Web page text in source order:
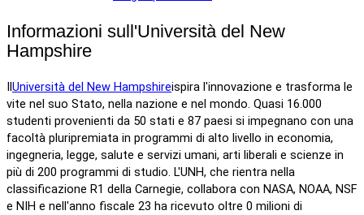
Informazioni sull'Università del New
Hampshire
Università del New Hampshireispira l'innovazione e trasforma le
vite nel suo Stato, nella nazione e nel mondo. Quasi 16.000
studenti provenienti da 50 stati e 87 paesi si impegnano con una
facoltà pluripremiata in programmi di alto livello in economia,
ingegneria, legge, salute e servizi umani, arti liberali e scienze in
più di 200 programmi di studio. L'UNH, che rientra nella
classificazione R1 della Carnegie, collabora con NASA, NOAA, NSF
e NIH e nell'anno fiscale 23 ha ricevuto oltre 0 milioni di